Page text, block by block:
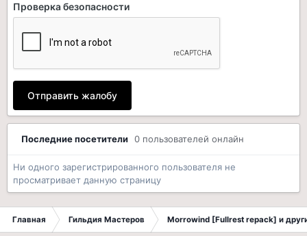
Проверка безопасности
Отправить жалобу
Последние посетители 0 пользователей онлайн
Ни одного зарегистрированного пользователя не
просматривает данную страницу
Главная Гильдия Мастеров Morrowind [Fullrest repack] и